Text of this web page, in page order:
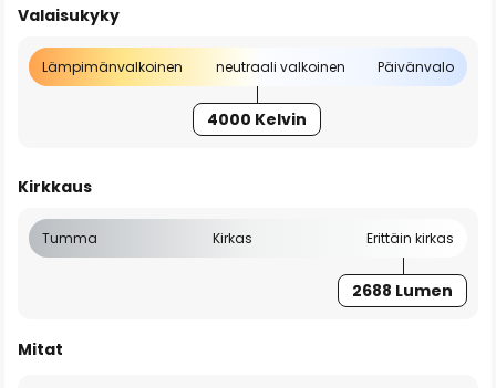
Valaisukyky
Lämpimänvalkoinen neutraali valkoinen Päivänvalo
4000 Kelvin
Kirkkaus
Tumma Kirkas Erittäin kirkas
2688 Lumen
Mitat